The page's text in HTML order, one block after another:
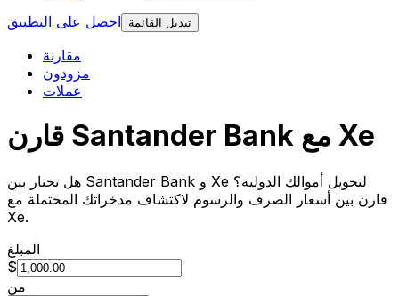
احصل على التطبيق
تبديل القائمة
مقارنة
مزودون
عملات
قارن Santander Bank مع Xe
هل تختار بين Santander Bank و Xe لتحويل أموالك الدولية؟
قارن بين أسعار الصرف والرسوم لاكتشاف مدخراتك المحتملة مع
Xe.
المبلغ
$
من